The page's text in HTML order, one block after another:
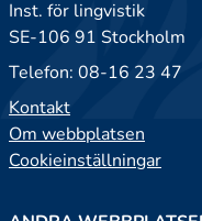
Inst. för lingvistik
SE-106 91 Stockholm
Telefon: 08-16 23 47
Kontakt
Om webbplatsen
Cookieinställningar